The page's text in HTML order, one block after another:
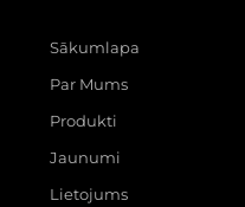
Sākumlapa
Par Mums
Produkti
Jaunumi
Lietojums